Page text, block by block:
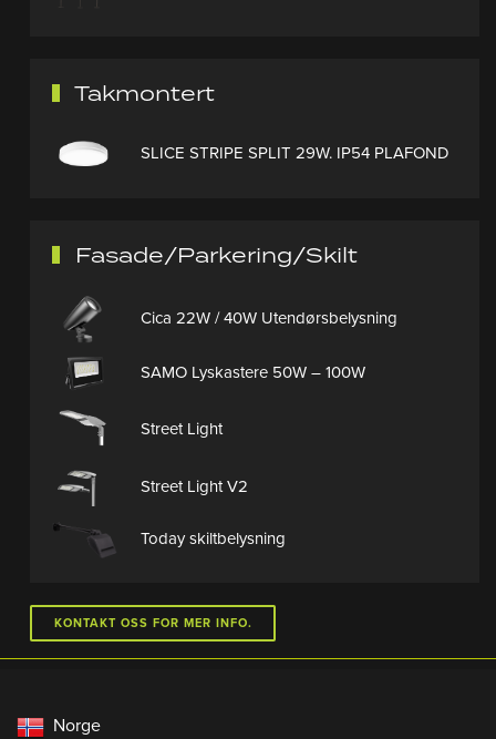
Takmontert
SLICE STRIPE SPLIT 29W. IP54 PLAFOND
Fasade/Parkering/Skilt
Cica 22W / 40W Utendørsbelysning
SAMO Lyskastere 50W – 100W
Street Light
Street Light V2
Today skiltbelysning
KONTAKT OSS FOR MER INFO.
Norge